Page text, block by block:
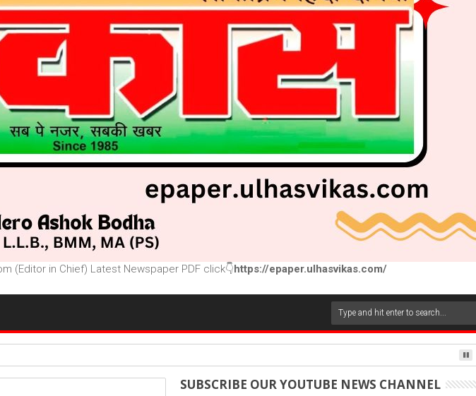
(Editor in Chief) Latest Newspaper PDF click👇https://epaper.ulhasvikas.com/
SUBSCRIBE OUR YOUTUBE NEWS CHANNEL